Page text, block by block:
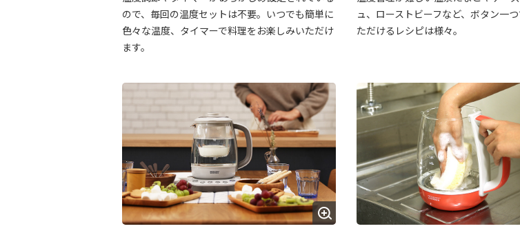
ので、毎回の温度セットは不要。いつでも簡単に
色々な温度、タイマーで料理をお楽しみいただけ
ます。
ュ、ローストビーフなど、ボタン一
ただけるレシピは様々。